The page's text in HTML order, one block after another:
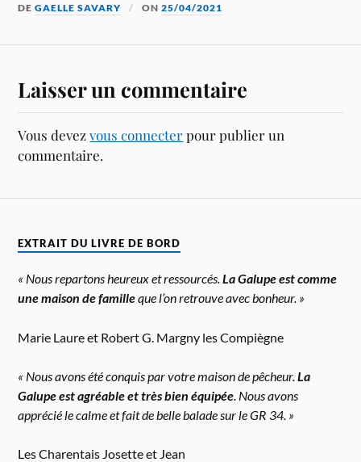
DEGAELLE SAVARY ON25/04/2021
Laisser un commentaire
Vous devezvous connecterpour publier un
commentaire.
EXTRAIT DU LIVRE DE BORD
« Nous repartons heureux et ressourcés.La Galupe est comme
une maison de familleque l’on retrouve avec bonheur. »
Marie Laure et Robert G. Margny les Compiègne
« Nous avons été conquis par votre maison de pêcheur.La
Galupe est agréable et très bien équipée . Nous avons
apprécié le calme et fait de belle balade sur le GR 34. »
Les Charentais Josette et Jean